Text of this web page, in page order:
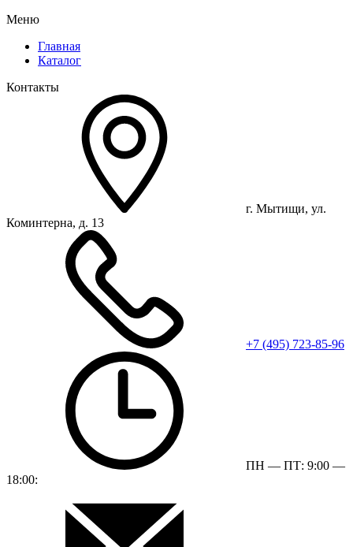
Меню
Главная
Каталог
Контакты
г. Мытищи, ул.
Коминтерна, д. 13
+7 (495) 723-85-96
ПН — ПТ: 9:00 —
18:00: